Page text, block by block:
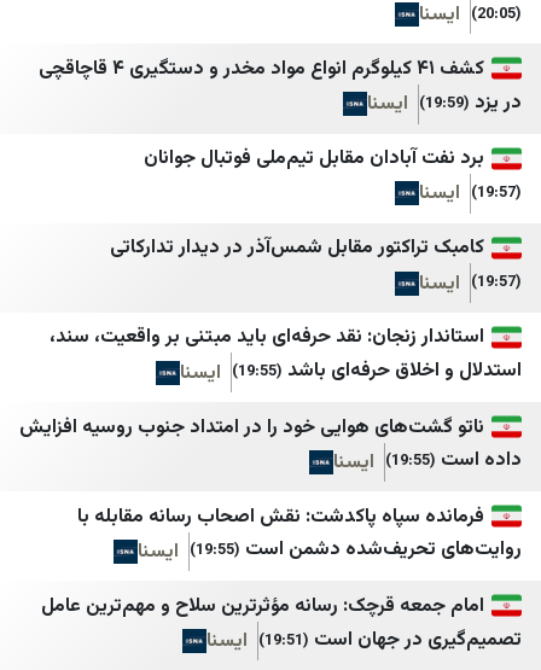
مدوّنة البخاري
Spot Shot
Etijahat Media
Red TV
ليبانون اون
Voice Of Lebanon 100.5
إعلام الوزارات اللبنانية
Lebanese DNA
هنا لبنان
البديل
تفاصيل
اساس ميديا
بالمباشر
VTV Lebanon
حكي موزون
خبرگزاری حوزه
خبرگزاری دانشجو
خبرگزاری رسا
خبرگزاری میزان
خبرگزاری ورزش ایران
درباره پیشخوان
رادیو فردا
روزنامه آرمان امروز
روزنامه دنیای اقتصاد
کشف ۴۱ کیلوگرم انواع مواد مخدر و دستگیری ۴ قاچاقچی
ایسنا
مقابل تیم‌ملی فوتبال جوانان
مقابل شمس‌آذر در دیدار تدارکاتی
زنجان: نقد حرفه‌ای باید مبتنی بر واقعیت، سند،
حرفه‌ای باشد (19:55)
ایسنا
هوایی خود را در امتداد جنوب روسیه افزایش
ایسنا
سپاه پاکدشت: نقش اصحاب رسانه مقابله با
دشمن است (19:55)
ایسنا
قرچک: رسانه مؤثرترین سلاح و مهم‌ترین عامل
جهان است (19:51)
ایسنا